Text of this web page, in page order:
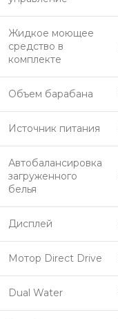
Жидкое моющее
средство в
комплекте
Объем барабана
Источник питания
Автобалансировка
загруженного
белья
Дисплей
Мотор Direct Drive
Dual Water